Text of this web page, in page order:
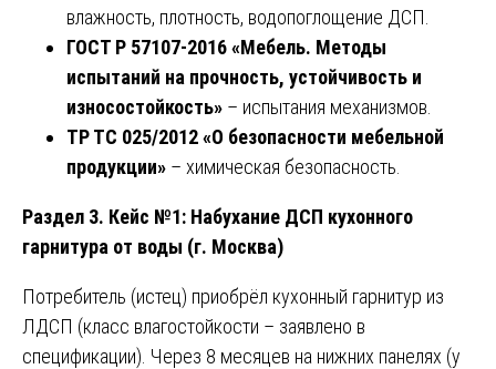
влажность, плотность, водопоглощение ДСП.
ГОСТ Р 57107-2016 «Мебель. Методы
испытаний на прочность, устойчивость и
износостойкость» – испытания механизмов.
ТР ТС 025/2012 «О безопасности мебельной
продукции» – химическая безопасность.
Раздел 3. Кейс №1: Набухание ДСП кухонного
гарнитура от воды (г. Москва)
Потребитель (истец) приобрёл кухонный гарнитур из
ЛДСП (класс влагостойкости – заявлено в
спецификации). Через 8 месяцев на нижних панелях (у